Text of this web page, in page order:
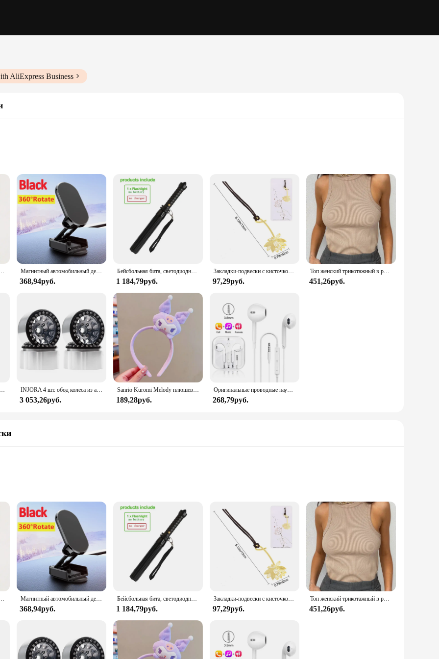
AliExpress Business
comfort meets whimsical charm. These slippers are not just footwear; they are a statement of your love for the great outdoors and
are wrapped in warmth, while the non-slip soles provide a secure grip on any surface, making them perfect for those chilly evenings
a touch of humor and personality to your footwear collection, making them a delightful addition to your lifestyle.
for yourself, these slippers are versatile enough to suit a variety of tastes. The one-size-fits-most design ensures that they are a
for friends and family. The LazyOne Black Bear Slippers are not just a cozy accessory; they are a statement of comfort and style that
to their daily routine.
LazyOne Black Bear Slippers are an excellent choice for any occasion. Whether it's a birthday, a housewarming, or just because, these
a wholesale product, they are perfect for vendors and suppliers looking to offer a fun and functional gift to their customers. The
that the recipient stays warm and cozy while enjoying a touch of humor in their daily life.
шарф квадратный хиджаб для мусульманок элегантная повязка на голову Магнитный автомобильный держатель для телефона
368,94руб.
Бейсбольная бита, светодиодный фонарик из алюминиевого сплава, фокусируемая, масштабируемая, супер яркий светильник для самообороны, тактическая дубинка, аварийный фонарь
1 184,79руб.
Закладки-подвески с кисточкой, металлическая Закладка-закладка, зажим для книги для чтения, подарок для студентов, школьные и офисные принадлежности, отметка языков
97,29руб.
Топ женский трикотажный в рубчик, Базовая рубашка с воротником, белый черный повседневный спортивный жилет с открытыми плечами, Зеленая майка, на лето
451,26руб.
Абстрактный стиль Bauhaus геометрические настенные художественные плакаты принты винтажные черные бежевые линии холст картины для современного домашнего декора INJORA 4 шт. обод колеса из алюминиевого сплава с ЧПУ 1,9 для 1/10 RC гусеничного автомобиля Axial SCX10 90046 AXI03007 TRX4 VS4-10 Redcat Gen8
3 053,26руб.
Sanrio Kuromi Melody плюшевая кукла для мытья лица, милая коричная, милая, нескользящая, эластичная, аксессуары для волос
189,28руб.
Оригинальные проводные наушники для Xiaomi Mi 13 Ultra 12T Pro Type C, наушники для Redmi Poco Huawei Samsung, наушники-вкладыши, гарнитура для режима «свободные руки»
268,79руб.
comfort meets cuteness. These plush slippers are crafted from high-quality fabric, ensuring a soft touch against your feet and a
a playful touch to your home, making them a delightful addition to your footwear collection. Ideal for relaxing at home, these slippers
long day.
for a midnight snack, these slippers are your go-to choice. Their versatile design makes them suitable for various indoor activities, from
fits-most feature ensures that they are a perfect fit for a wide range of foot sizes, making them a great gift option for friends and family.
them a reliable choice for everyday use.
LazyOne Black Bear Slippers are an excellent choice. Their wholesale availability makes them an ideal option for vendors and
who want to gift a pair. These slippers are not just a piece of footwear; they are a statement of comfort and style that will be appreciated
шарф квадратный хиджаб для мусульманок элегантная повязка на голову Магнитный автомобильный держатель для телефона
368,94руб.
Бейсбольная бита, светодиодный фонарик из алюминиевого сплава, фокусируемая, масштабируемая, супер яркий светильник для самообороны, тактическая дубинка, аварийный фонарь
1 184,79руб.
Закладки-подвески с кисточкой, металлическая Закладка-закладка, зажим для книги для чтения, подарок для студентов, школьные и офисные принадлежности, отметка языков
97,29руб.
Топ женский трикотажный в рубчик, Базовая рубашка с воротником, белый черный повседневный спортивный жилет с открытыми плечами, Зеленая майка, на лето
451,26руб.